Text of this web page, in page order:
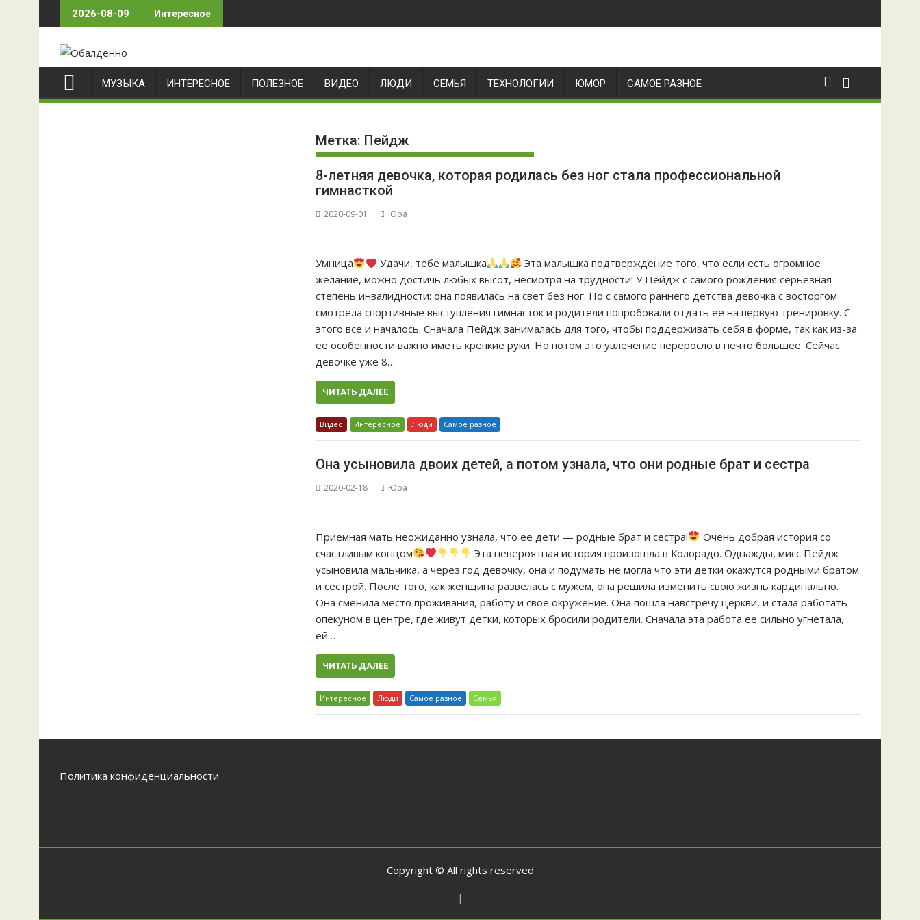
to
2026-08-09 Интересное
МУЗЫКА ИНТЕРЕСНОЕ ПОЛЕЗНОЕ ВИДЕО ЛЮДИ СЕМЬЯ ТЕХНОЛОГИИ ЮМОР САМОЕ РАЗНОЕ
Метка: Пейдж
8-летняя девочка, которая родилась без ног стала профессиональной
гимнасткой
2020-09-01 Юра
Умница Удачи, тебе малышка
Эта малышка подтверждение того, что если есть огромное
желание, можно достичь любых высот, несмотря на трудности! У Пейдж с самого рождения серьезная
степень инвалидности: она появилась на свет без ног. Но с самого раннего детства девочка с восторгом
смотрела спортивные выступления гимнасток и родители попробовали отдать ее на первую тренировку. С
этого все и началось. Сначала Пейдж занималась для того, чтобы поддерживать себя в форме, так как из-за
ее особенности важно иметь крепкие руки. Но потом это увлечение переросло в нечто большее. Сейчас
девочке уже 8…
ЧИТАТЬ ДАЛЕЕ
Видео Интересное Люди Самое разное
Она усыновила двоих детей, а потом узнала, что они родные брат и сестра
2020-02-18 Юра
Приемная мать неожиданно узнала, что ее дети — родные брат и сестра!
Очень добрая история со
счастливым концом
Эта невероятная история произошла в Колорадо. Однажды, мисс Пейдж
усыновила мальчика, а через год девочку, она и подумать не могла что эти детки окажутся родными братом
и сестрой. После того, как женщина развелась с мужем, она решила изменить свою жизнь кардинально.
Она сменила место проживания, работу и свое окружение. Она пошла навстречу церкви, и стала работать
опекуном в центре, где живут детки, которых бросили родители. Сначала эта работа ее сильно угнетала,
ей…
ЧИТАТЬ ДАЛЕЕ
Интересное Люди Самое разное Семья
Политика конфиденциальности
Copyright © All rights reserved
|